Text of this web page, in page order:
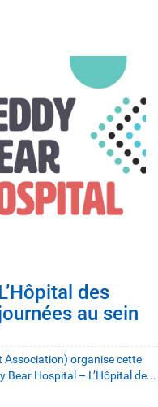
des
au sein
Association) organise cette
Bear Hospital – L’Hôpital de...